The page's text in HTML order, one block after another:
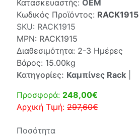
Κατασκευαστής: OEM
Κωδικός Προϊόντος: RACK1915
SKU: RACK1915
MPN: RACK1915
Διαθεσιμότητα: 2-3 Ημέρες
Βάρος: 15.00kg
Κατηγορίες: Καμπίνες Rack
Προσφορά: 248,00€
Αρχική Τιμή: 297,60€
Ποσότητα